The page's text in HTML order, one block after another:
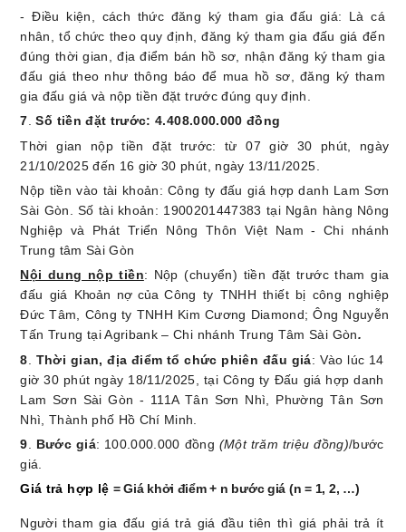
-Điều kiện, cách thức đăng ký tham gia đấu giá: Là cá
nhân, tổ chức theo quy định, đăng ký tham gia đấu giá đến
đúng thời gian, địa điểm bán hồ sơ, nhận đăng ký tham gia
đấu giá theo như thông báo để mua hồ sơ, đăng ký tham
gia đấu giá và nộp tiền đặt trước đúng quy định.
7.Số tiền đặt trước: 4.408.000.000 đồng
Thời gian nộp tiền đặt trước:
từ 07 giờ 30 phút, ngày
21/10/2025 đến 16 giờ 30 phút, ngày 13/11/2025
Nộp tiền vào tài khoản:Công ty đấu giá hợp danh Lam Sơn
Sài Gòn
Số tài khoản: 1900201447383 tại Ngân hàng Nông
Nghiệp và Phát Triển Nông Thôn Việt Nam - Chi nhánh
Trung tâm Sài Gòn
Nội dung nộp tiền: Nộp (chuyển) tiền đặt trước tham gia
đấu giá Khoản nợcủaCông ty TNHH thiết bị công nghiệp
Đức Tâm, Công ty TNHH Kim Cương Diamond; Ông Nguyễn
Tấn Trung tại Agribank – Chi nhánh Trung Tâm Sài Gòn.
8
Thời gian, địa điểm tổ chức phiên đấu giá: Vào lúc 14
giờ 30 phút ngày 18/11/2025, tại Công ty Đấu giá hợp danh
Lam Sơn Sài Gòn - 111A Tân Sơn Nhì, Phường Tân Sơn
Nhì, Thành phố Hồ Chí Minh.
9
Bước giá: 100.000.000 đồng (Một trăm triệu đồng)/bước
giá.
Giá trả hợp lệ = Giá khởi điểm + n bước giá (n = 1, 2, …)
Người tham gia đấu giá trả giá đầu tiên thì giá phải trả ít